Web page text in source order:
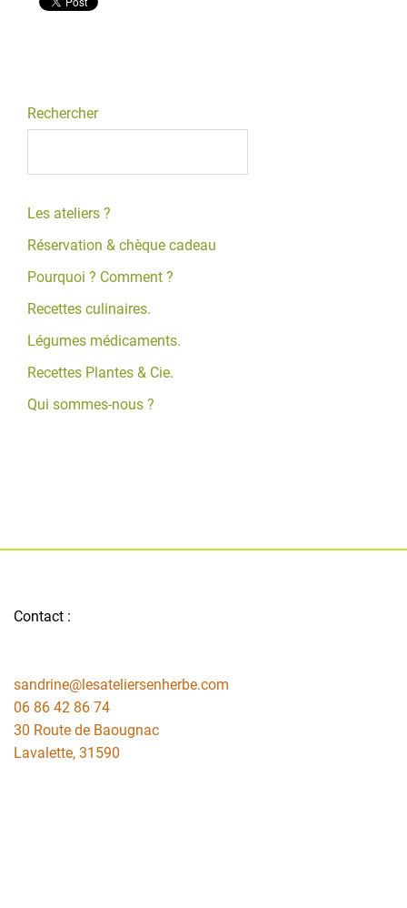
Rechercher
Les ateliers ?
Réservation & chèque cadeau
Pourquoi ? Comment ?
Recettes culinaires.
Légumes médicaments.
Recettes Plantes & Cie.
Qui sommes-nous ?
Contact :
sandrine@lesateliersenherbe.com
06 86 42 86 74
30 Route de Baougnac
Lavalette, 31590